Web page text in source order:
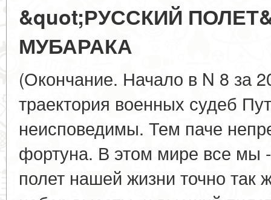
&quot;РУССКИЙ
МУБАРАКА
(Окончание. Начало в N 8 за
траектория военных судеб
неисповедимы. Тем паче
фортуна. В этом мире все
полет нашей жизни точно так